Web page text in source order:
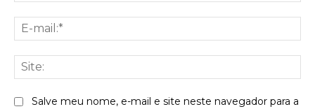
Salve meu nome, e-mail e site neste navegador para a